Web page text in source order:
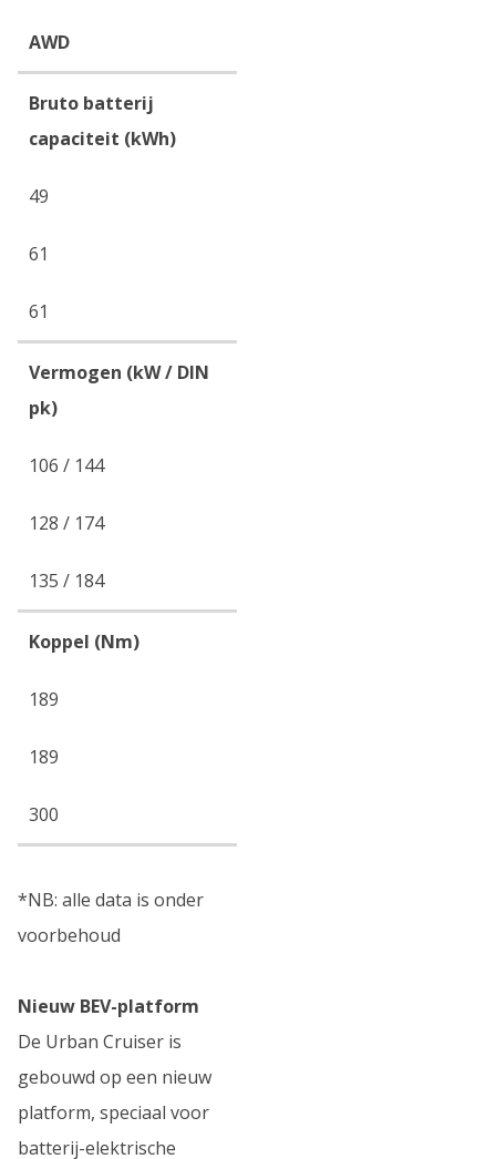
AWD
Bruto batterij
capaciteit (kWh)
49
61
61
Vermogen (kW / DIN
pk)
106 / 144
128 / 174
135 / 184
Koppel (Nm)
189
189
300
*NB: alle data is onder
voorbehoud
Nieuw BEV-platform
De Urban Cruiser is
gebouwd op een nieuw
platform, speciaal voor
batterij-elektrische